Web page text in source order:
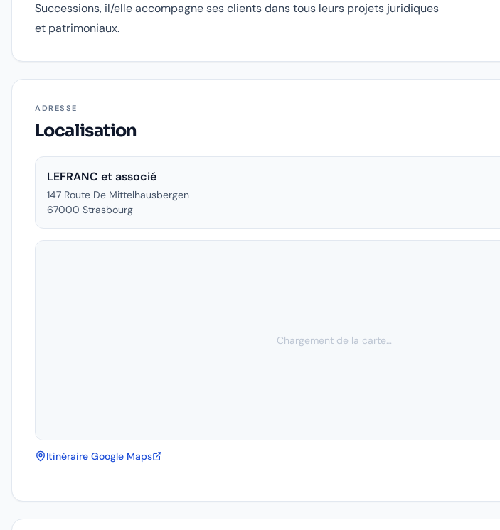
Successions, il/elle accompagne ses clients dans tous leurs projets juridiques
et patrimoniaux.
ADRESSE
Localisation
LEFRANC et associé
147 Route De Mittelhausbergen
67000 Strasbourg
Chargement de la carte…
Itinéraire Google Maps